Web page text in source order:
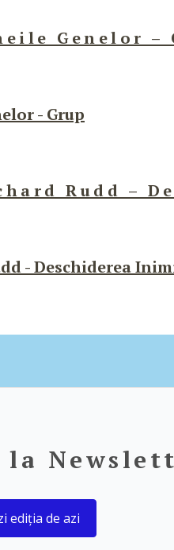
Genelor –
- Grup
Rudd –
- Deschiderea
ediția de azi